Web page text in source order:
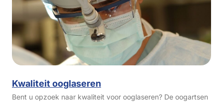
Kwaliteit ooglaseren
Bent u opzoek naar kwaliteit voor ooglaseren? De oogartsen